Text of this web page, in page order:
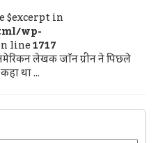
$excerpt in
wp-
line1717
लेखक जॉन ग्रीन ने पिछले
था ...